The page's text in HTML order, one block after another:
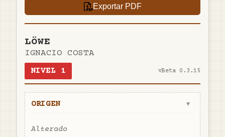
Exportar PDF
LÖWE
IGNACIO COSTA
NIVEL 1 vBeta 0.3.15
ORIGEN ▼
Alterado